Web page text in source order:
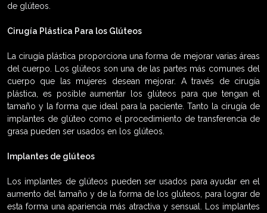
de glúteos.
Cirugía Plástica Para los Glúteos
La cirugía plástica proporciona una forma de mejorar varias áreas
del cuerpo. Los glúteos son una de las partes más comunes del
cuerpo que las mujeres desean mejorar. A través de cirugía
plástica, es posible aumentar los glúteos para que tengan el
tamaño y la forma que ideal para la paciente. Tanto la cirugía de
implantes de glúteo como el procedimiento de transferencia de
grasa pueden ser usados en los glúteos.
Implantes de glúteos
Los implantes de glúteos pueden ser usados para ayudar en el
aumento del tamaño y de la forma de los glúteos, para lograr de
esta forma una apariencia más atractiva y sensual. Los implantes